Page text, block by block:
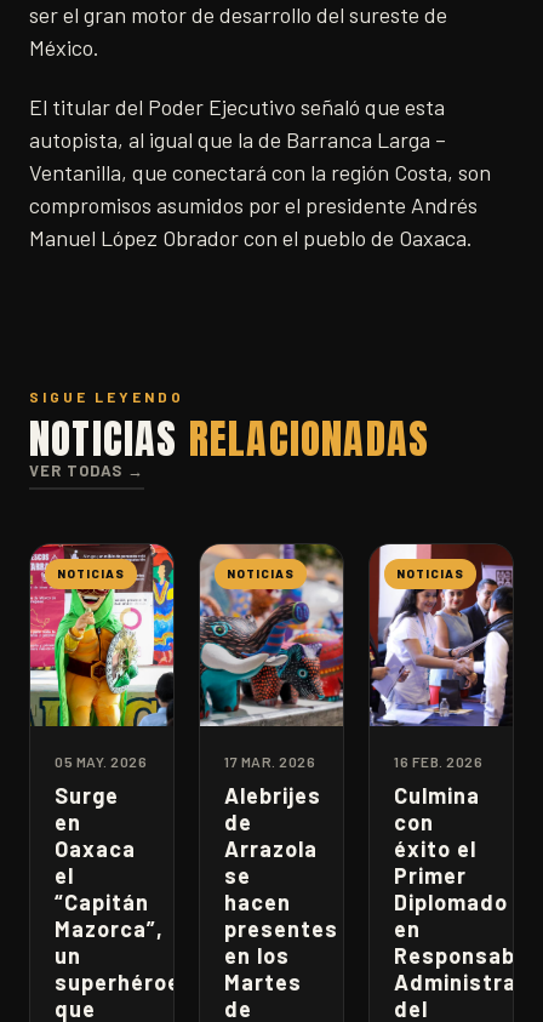
ser el gran motor de desarrollo del sureste de
México.
El titular del Poder Ejecutivo señaló que esta
autopista, al igual que la de Barranca Larga –
Ventanilla, que conectará con la región Costa, son
compromisos asumidos por el presidente Andrés
Manuel López Obrador con el pueblo de Oaxaca.
SIGUE LEYENDO
NOTICIAS RELACIONADAS
VER TODAS →
NOTICIAS
05 MAY. 2026
Surge
en
Oaxaca
el
“Capitán
Mazorca”,
un
superhéroe
que
NOTICIAS
17 MAR. 2026
Alebrijes
de
Arrazola
se
hacen
presentes
en los
Martes
de
NOTICIAS
16 FEB. 2026
Culmina
con
éxito el
Primer
Diplomado
en
del